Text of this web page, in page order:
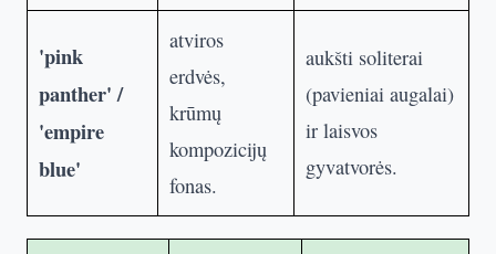
'pink
panther' /
'empire
blue'
atviros
erdvės,
krūmų
kompozicijų
fonas.
aukšti soliterai
(pavieniai augalai)
ir laisvos
gyvatvorės.